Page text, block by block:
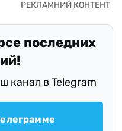
последних
канал в Telegram